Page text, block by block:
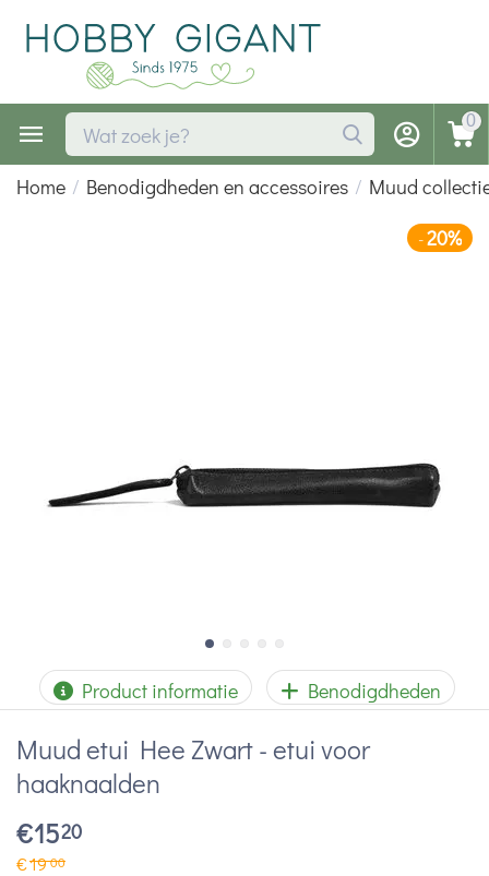
0
Home / Benodigdheden en accessoires / Muud
-20%
Product informatie Benodigdheden
Muud etui Hee Zwart - etui voor
haaknaalden
€1520
€1900